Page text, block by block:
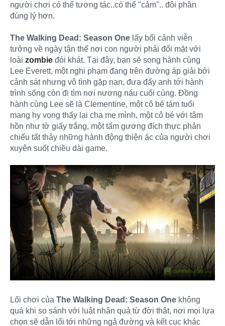
người chơi có thể tương tác..có thể "cảm".. đôi phần
đúng lý hơn.
The Walking Dead: Season One lấy bối cảnh viễn
tưởng về ngày tận thế nơi con người phải đối mặt với
loài zombie đói khát. Tại đây, bạn sẽ song hành cùng
Lee Everett, một nghi phạm đang trên đường áp giải bởi
cảnh sát nhưng vô tình gặp nạn, đưa đẩy anh tới hành
trình sống còn đi tìm nơi nương náu cuối cùng. Đồng
hành cùng Lee sẽ là Clementine, một cô bé tám tuổi
mang hy vọng thấy lại cha mẹ mình, một cô bé với tâm
hồn như tờ giấy trắng, một tấm gương đích thực phản
chiếu tất thảy những hành động thiện ác của người chơi
xuyên suốt chiều dài game.
Lối chơi của The Walking Dead: Season One không
quá khi so sánh với luật nhân quả từ đời thật, nơi mọi lựa
chọn sẽ dẫn lối tới những ngả đường và kết cục khác